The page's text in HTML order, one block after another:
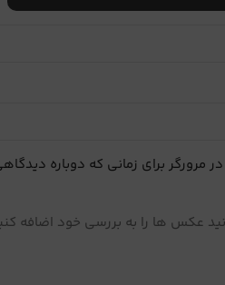
مرورگر برای زمانی که دوباره
عکس ها را به بررسی خود اضافه